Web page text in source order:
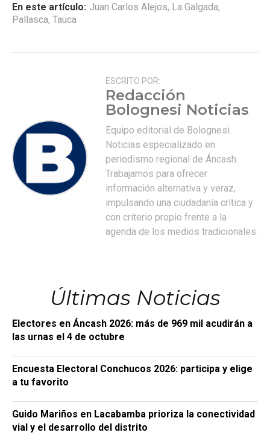
En este artículo: Juan Carlos Alejos, La Galgada,
Pallasca, Tauca
ESCRITO POR:
Redacción
Bolognesi Noticias
Equipo editorial de Bolognesi
Noticias especializado en
periodismo regional de Áncash.
Trabajamos para ofrecer
información alternativa y veraz,
impulsando una ciudadanía crítica y
con criterio propio frente a la
agenda de los medios tradicionales.
Últimas Noticias
Electores en Áncash 2026: más de 969 mil acudirán a
las urnas el 4 de octubre
Encuesta Electoral Conchucos 2026: participa y elige
a tu favorito
Guido Mariños en Lacabamba prioriza la conectividad
vial y el desarrollo del distrito